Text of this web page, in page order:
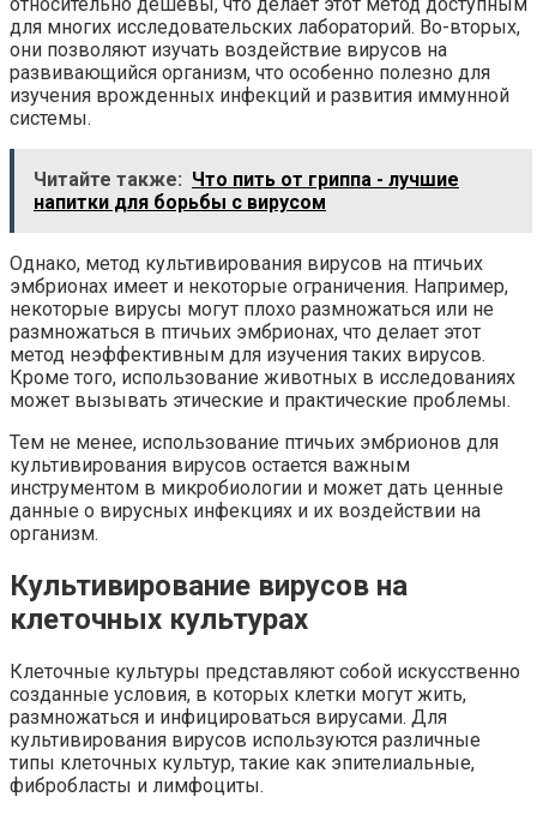
для многих исследовательских лабораторий. Во-вторых,
они позволяют изучать воздействие вирусов на
развивающийся организм, что особенно полезно для
изучения врожденных инфекций и развития иммунной
системы.
Читайте также: Что пить от гриппа - лучшие
напитки для борьбы с вирусом
Однако, метод культивирования вирусов на птичьих
эмбрионах имеет и некоторые ограничения. Например,
некоторые вирусы могут плохо размножаться или не
размножаться в птичьих эмбрионах, что делает этот
метод неэффективным для изучения таких вирусов.
Кроме того, использование животных в исследованиях
может вызывать этические и практические проблемы.
Тем не менее, использование птичьих эмбрионов для
культивирования вирусов остается важным
инструментом в микробиологии и может дать ценные
данные о вирусных инфекциях и их воздействии на
организм.
Культивирование вирусов на
клеточных культурах
Клеточные культуры представляют собой искусственно
созданные условия, в которых клетки могут жить,
размножаться и инфицироваться вирусами. Для
культивирования вирусов используются различные
типы клеточных культур, такие как эпителиальные,
фибробласты и лимфоциты.